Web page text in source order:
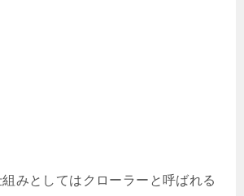
みとしてはクローラーと呼ばれる